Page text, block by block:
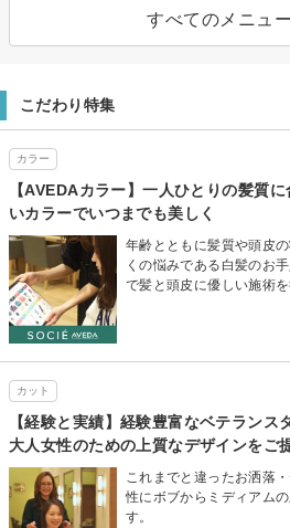
すべてのメニュ
こだわり特集
カラー
【AVEDAカラー】一人ひとりの髪質
いカラーでいつまでも美しく
年齢とともに髪質や頭皮
くの悩みである白髪のお
で髪と頭皮に優しい施術を
カット
【経験と実績】経験豊富なベテランス
大人女性のための上質なデザインをご
これまでと違ったお洒落
性にボブからミディアム
す。